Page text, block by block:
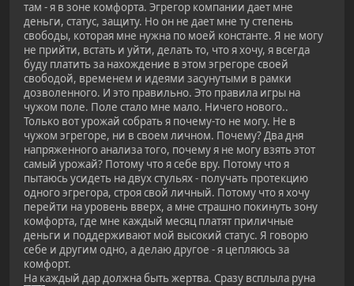
там - я в зоне комфорта. Эгрегор компании дает мне
деньги, статус, защиту. Но он не дает мне ту степень
свободы, которая мне нужна по моей константе. Я не могу
не прийти, встать и уйти, делать то, что я хочу, я всегда
буду платить за нахождение в этом эгрегоре своей
свободой, временем и идеями засунутыми в рамки
дозволенного. И это правильно. Это правила игры на
чужом поле. Поле стало мне мало. Ничего нового..
Только вот урожай собрать я почему-то не могу. Не в
чужом эгрегоре, ни в своем личном. Почему? Два дня
напряженного анализа того, почему я не могу взять этот
самый урожай? Потому что я себе вру. Потому что я
пытаюсь усидеть на двух стульях - получать протекцию
одного эгрегора, строя свой личный. Потому что я хочу
перейти на уровень вверх, а мне страшно покинуть зону
комфорта, где мне каждый месяц платят приличные
деньги и поддерживают мой высокий статус. Я говорю
себе и другим одно, а делаю другое - я цепляюсь за
комфорт.
На каждый дар должна быть жертва. Сразу всплыла руна